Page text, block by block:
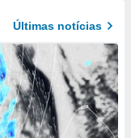
Últimas notícias